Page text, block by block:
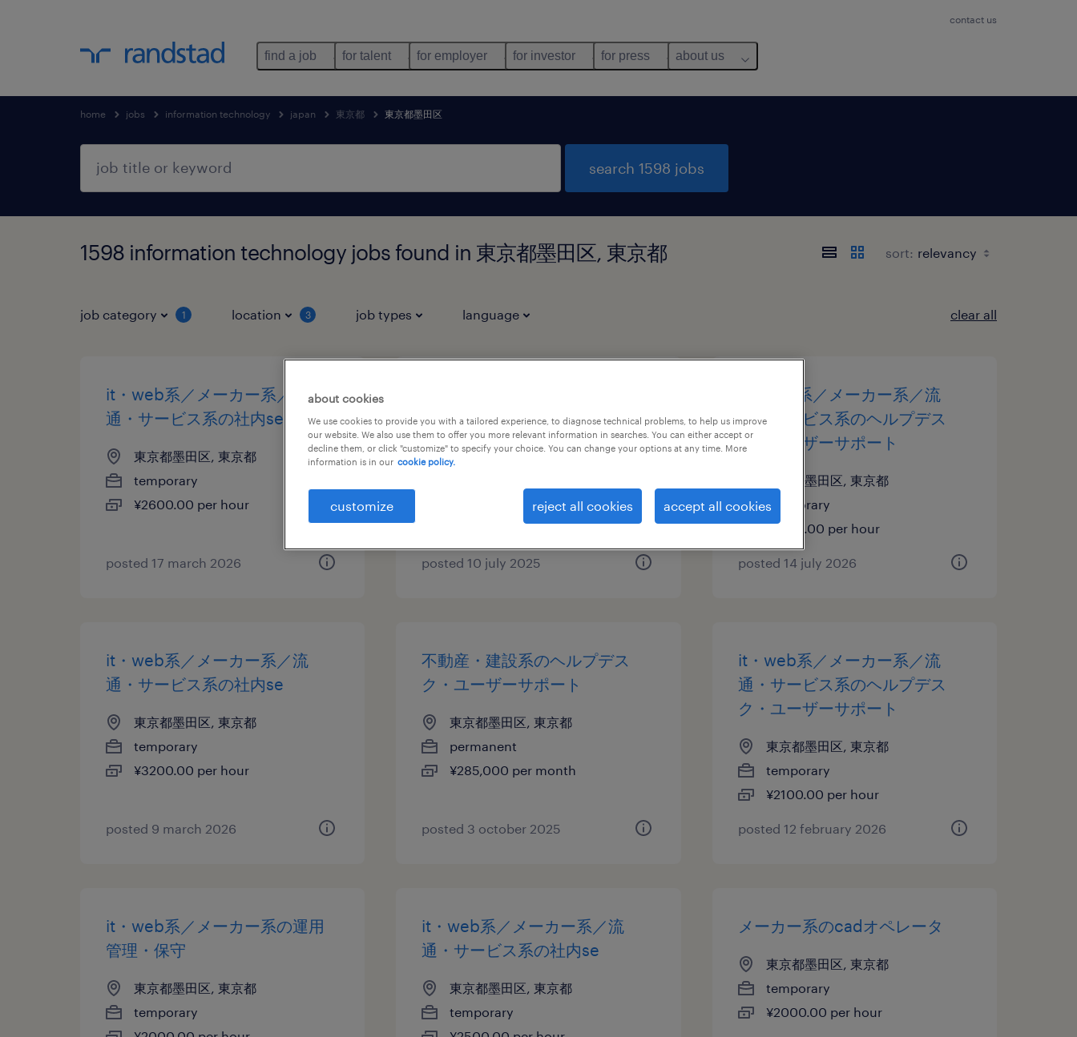
contact us
find a job for talent for employer for investor for press about us
home jobs information technology japan 東京都 東京都墨田区
search 1598 jobs
1598 information technology jobs found in 東京都墨田区, 東京都 sort:
job category 1 location 3 job types language clear all
it・web系／メーカー系／流
通・サービス系の社内se
東京都墨田区, 東京都
temporary
¥2600.00 per hour
posted 17 march 2026
通・サービス系の運用管理・保
守
¥2000.00 per hour
posted 10 july 2025
it・web系／メーカー系／流
通・サービス系のヘルプデス
ク・ユーザーサポート
東京都墨田区, 東京都
temporary
¥1900.00 per hour
posted 14 july 2026
it・web系／メーカー系／流
通・サービス系の社内se
東京都墨田区, 東京都
temporary
¥3200.00 per hour
posted 9 march 2026
不動産・建設系のヘルプデス
ク・ユーザーサポート
東京都墨田区, 東京都
permanent
¥285,000 per month
posted 3 october 2025
it・web系／メーカー系／流
通・サービス系のヘルプデス
ク・ユーザーサポート
東京都墨田区, 東京都
temporary
¥2100.00 per hour
posted 12 february 2026
it・web系／メーカー系の運用
管理・保守
東京都墨田区, 東京都
temporary
it・web系／メーカー系／流
通・サービス系の社内se
東京都墨田区, 東京都
temporary
メーカー系のcadオペレータ
東京都墨田区, 東京都
temporary
¥2000.00 per hour
about cookies
We use cookies to provide you with a tailored experience, to diagnose technical problems, to help us improve
our website. We also use them to offer you more relevant information in searches. You can either accept or
decline them, or click "customize" to specify your choice. You can change your options at any time. More
information is in our cookie policy.
customize reject all cookies accept all cookies